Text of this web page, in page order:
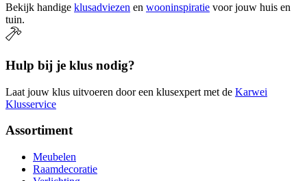
Bekijk handige klusadviezen en wooninspiratie voor jouw huis en
tuin.
Hulp bij je klus nodig?
Laat jouw klus uitvoeren door een klusexpert met de Karwei
Klusservice
Assortiment
Meubelen
Raamdecoratie